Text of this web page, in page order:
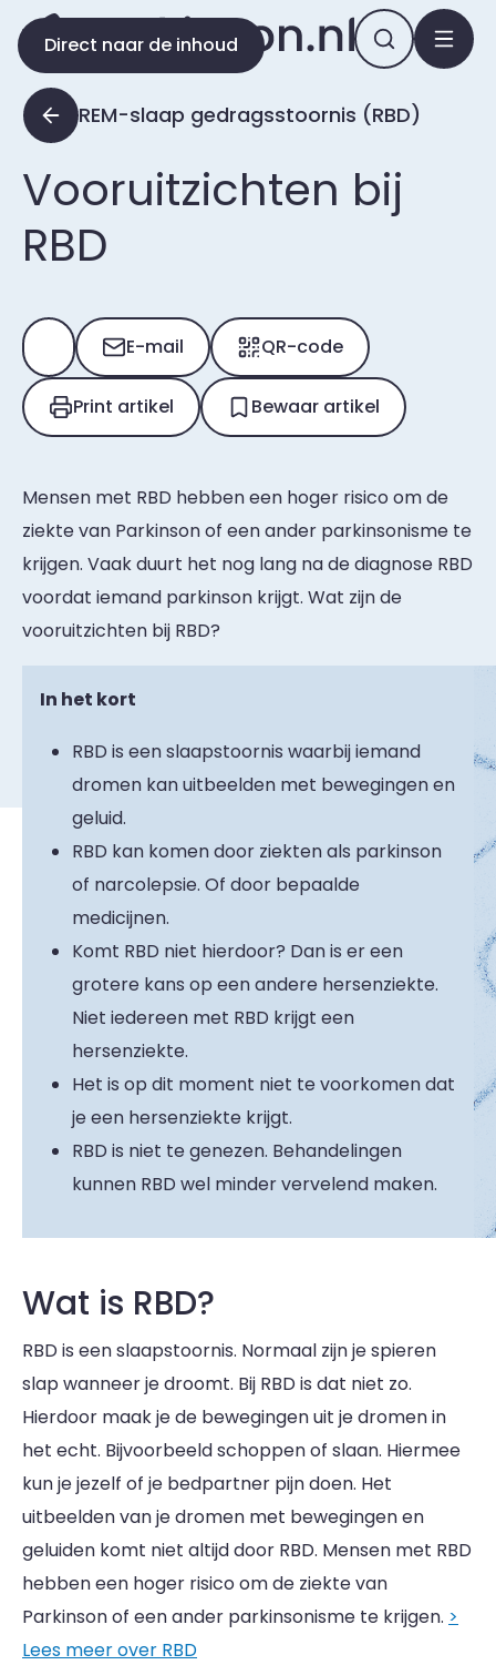
Direct naar de inhoud
REM-slaap gedragsstoornis (RBD)
Vooruitzichten bij
RBD
E-mail QR-code
Print artikel Bewaar artikel
Mensen met RBD hebben een hoger risico om de
ziekte van Parkinson of een ander parkinsonisme te
krijgen. Vaak duurt het nog lang na de diagnose RBD
voordat iemand parkinson krijgt. Wat zijn de
vooruitzichten bij RBD?
In het kort
RBD is een slaapstoornis waarbij iemand
dromen kan uitbeelden met bewegingen en
geluid.
RBD kan komen door ziekten als parkinson
of narcolepsie. Of door bepaalde
medicijnen.
Komt RBD niet hierdoor? Dan is er een
grotere kans op een andere hersenziekte.
Niet iedereen met RBD krijgt een
hersenziekte.
Het is op dit moment niet te voorkomen dat
je een hersenziekte krijgt.
RBD is niet te genezen. Behandelingen
kunnen RBD wel minder vervelend maken.
Wat is RBD?
RBD is een slaapstoornis. Normaal zijn je spieren
slap wanneer je droomt. Bij RBD is dat niet zo.
Hierdoor maak je de bewegingen uit je dromen in
het echt. Bijvoorbeeld schoppen of slaan. Hiermee
kun je jezelf of je bedpartner pijn doen. Het
uitbeelden van je dromen met bewegingen en
geluiden komt niet altijd door RBD. Mensen met RBD
hebben een hoger risico om de ziekte van
Parkinson of een ander parkinsonisme te krijgen. >
Lees meer over RBD